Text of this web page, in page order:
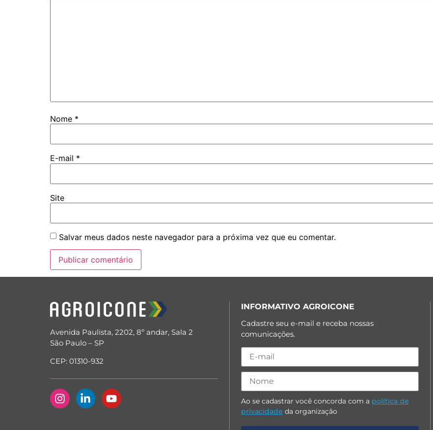
Nome *
E-mail *
Site
Salvar meus dados neste navegador para a próxima vez que eu comentar.
Avenida Paulista, 2202, 8º andar, Sala 2
São Paulo – SP
CEP: 01310-932
INFORMATIVO AGROICONE
Cadastre seu e-mail e receba nossas
comunicações.
Ao se cadastrar você concorda com a política de
privacidade da organização